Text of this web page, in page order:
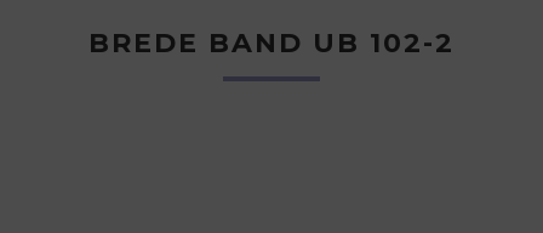
BREDE BAND UB 102-2